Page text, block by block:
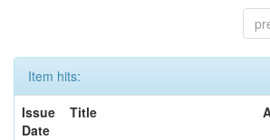
Item hits:
Issue
Date
Title